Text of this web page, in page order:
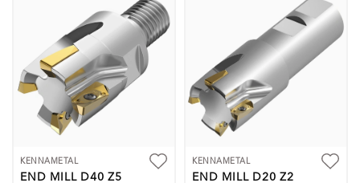
KENNAMETAL
END MILL D40 Z5
KENNAMETAL
END MILL D20 Z2